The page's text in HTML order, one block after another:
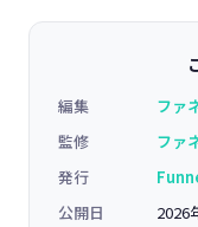
編集
ファ
監修
ファ
発行
公開日
2026